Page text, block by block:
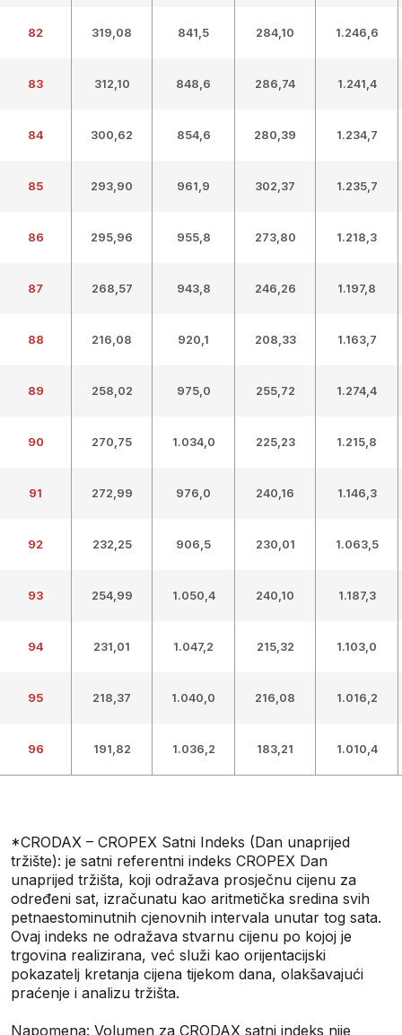
82 319,08 841,5 284,10 1.246,6
83 312,10 848,6 286,74 1.241,4
84 300,62 854,6 280,39 1.234,7
85 293,90 961,9 302,37 1.235,7
86 295,96 955,8 273,80 1.218,3
87 268,57 943,8 246,26 1.197,8
88 216,08 920,1 208,33 1.163,7
89 258,02 975,0 255,72 1.274,4
90 270,75 1.034,0 225,23 1.215,8
91 272,99 976,0 240,16 1.146,3
92 232,25 906,5 230,01 1.063,5
93 254,99 1.050,4 240,10 1.187,3
94 231,01 1.047,2 215,32 1.103,0
95 218,37 1.040,0 216,08 1.016,2
96 191,82 1.036,2 183,21 1.010,4
*CRODAX – CROPEX Satni Indeks (Dan unaprijed
tržište): je satni referentni indeks CROPEX Dan
unaprijed tržišta, koji odražava prosječnu cijenu za
određeni sat, izračunatu kao aritmetička sredina svih
petnaestominutnih cjenovnih intervala unutar tog sata.
Ovaj indeks ne odražava stvarnu cijenu po kojoj je
trgovina realizirana, već služi kao orijentacijski
pokazatelj kretanja cijena tijekom dana, olakšavajući
praćenje i analizu tržišta.
Napomena: Volumen za CRODAX satni indeks nije